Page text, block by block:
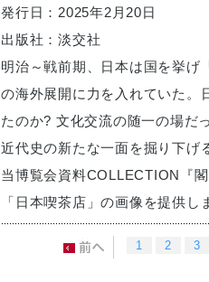
発行日：2025年2月20日
出版社：淡交社
明治～戦前期、日本は国を挙げ
の海外展開に力を入れていた。
たのか? 文化交流の随一の場だ
近代史の新たな一面を掘り下げ
当博覧会資料COLLECTION『
「日本喫茶店」の画像を提供し
1 2 3